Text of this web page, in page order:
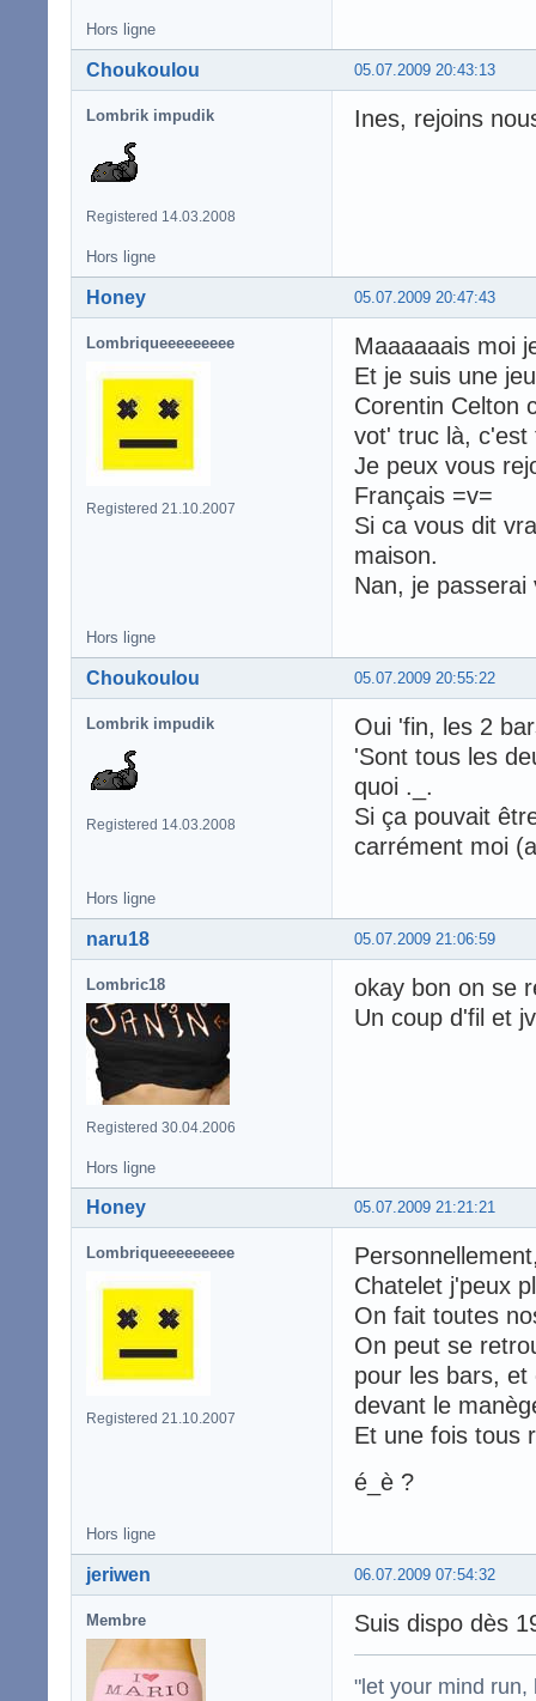
Hors ligne
05.07.2009 20:43:13
Choukoulou
Lombrik impudik
Registered 14.03.2008
Ines, rejoins
Hors ligne
05.07.2009 20:47:43
Honey
Lombriqueeeeeeeee
Registered 21.10.2007
Maaaaaais moi
Et je suis une
Corentin Celton
vot' truc là, c'est
Je peux vous
Français =v=
Si ca vous dit
maison.
Nan, je
Hors ligne
05.07.2009 20:55:22
Choukoulou
Lombrik impudik
Registered 14.03.2008
Oui 'fin, les 2
'Sont tous les
quoi ._.
Si ça pouvait
carrément moi
Hors ligne
05.07.2009 21:06:59
naru18
Lombric18
Registered 30.04.2006
okay bon on se
Un coup d'fil et
Hors ligne
05.07.2009 21:21:21
Honey
Lombriqueeeeeeeee
Registered 21.10.2007
Chatelet j'peux
On fait toutes
On peut se
pour les bars,
devant le
Et une fois tous
é_è ?
Hors ligne
06.07.2009 07:54:32
jeriwen
Membre Suis dispo dès
"let your mind run,